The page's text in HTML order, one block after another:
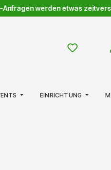
werden etwas
DU HAST
EINRICHTUNG